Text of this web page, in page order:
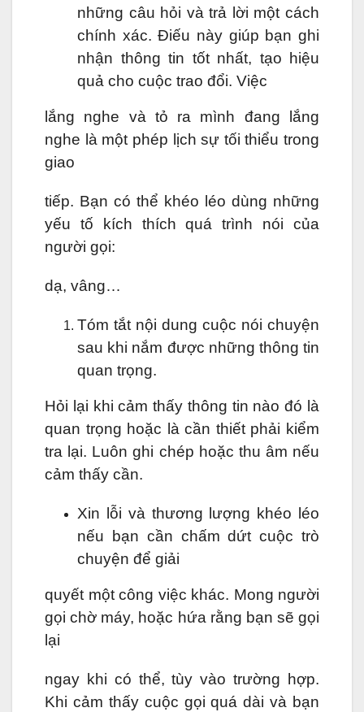
những câu hỏi và trả lời một cách
chính xác. Điếu này giúp bạn ghi
nhận thông tin tốt nhất, tạo hiệu
quả cho cuộc trao đổi. Việc
lắng nghe và tỏ ra mình đang lắng
nghe là một phép lịch sự tối thiểu trong
giao
tiếp. Bạn có thể khéo léo dùng những
yếu tố kích thích quá trình nói của
người gọi:
dạ, vâng…
Tóm tắt nội dung cuộc nói chuyện
sau khi nắm được những thông tin
quan trọng.
Hỏi lại khi cảm thấy thông tin nào đó là
quan trọng hoặc là cần thiết phải kiểm
tra lại. Luôn ghi chép hoặc thu âm nếu
cảm thấy cần.
Xin lỗi và thương lượng khéo léo
nếu bạn cần chấm dứt cuộc trò
chuyện để giải
quyết một công việc khác. Mong người
gọi chờ máy, hoặc hứa rằng bạn sẽ gọi
lại
ngay khi có thể, tùy vào trường hợp.
Khi cảm thấy cuộc gọi quá dài và bạn